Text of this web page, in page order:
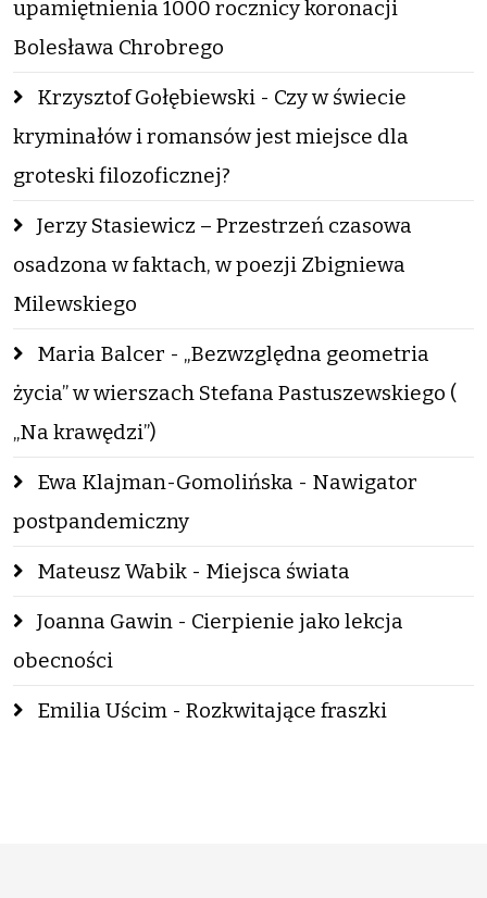
upamiętnienia 1000 rocznicy koronacji
Bolesława Chrobrego
Krzysztof Gołębiewski - Czy w świecie
kryminałów i romansów jest miejsce dla
groteski filozoficznej?
Jerzy Stasiewicz – Przestrzeń czasowa
osadzona w faktach, w poezji Zbigniewa
Milewskiego
Maria Balcer - „Bezwzględna geometria
życia” w wierszach Stefana Pastuszewskiego (
„Na krawędzi”)
Ewa Klajman-Gomolińska - Nawigator
postpandemiczny
Mateusz Wabik - Miejsca świata
Joanna Gawin - Cierpienie jako lekcja
obecności
Emilia Uścim - Rozkwitające fraszki